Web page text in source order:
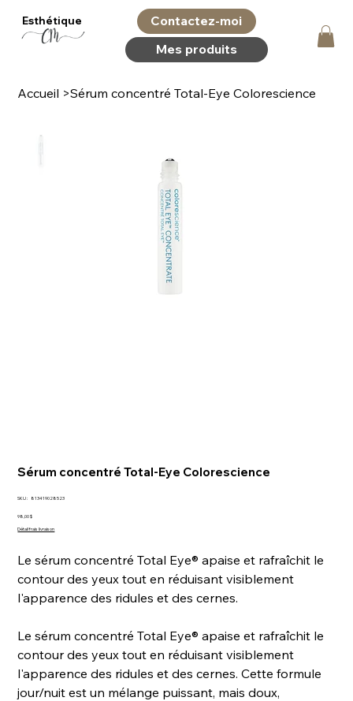
Esthétique
Contactez-moi
Mes produits
Accueil >Sérum concentré Total-Eye Colorescience
Sérum concentré Total-Eye Colorescience
SKU :
SKU
813419028523
Prix
98,00 $
Détail frais livraison
Le sérum concentré Total Eye® apaise et rafraîchit le
contour des yeux tout en réduisant visiblement
l'apparence des ridules et des cernes.
Le sérum concentré Total Eye® apaise et rafraîchit le
contour des yeux tout en réduisant visiblement
l'apparence des ridules et des cernes. Cette formule
jour/nuit est un mélange puissant, mais doux,